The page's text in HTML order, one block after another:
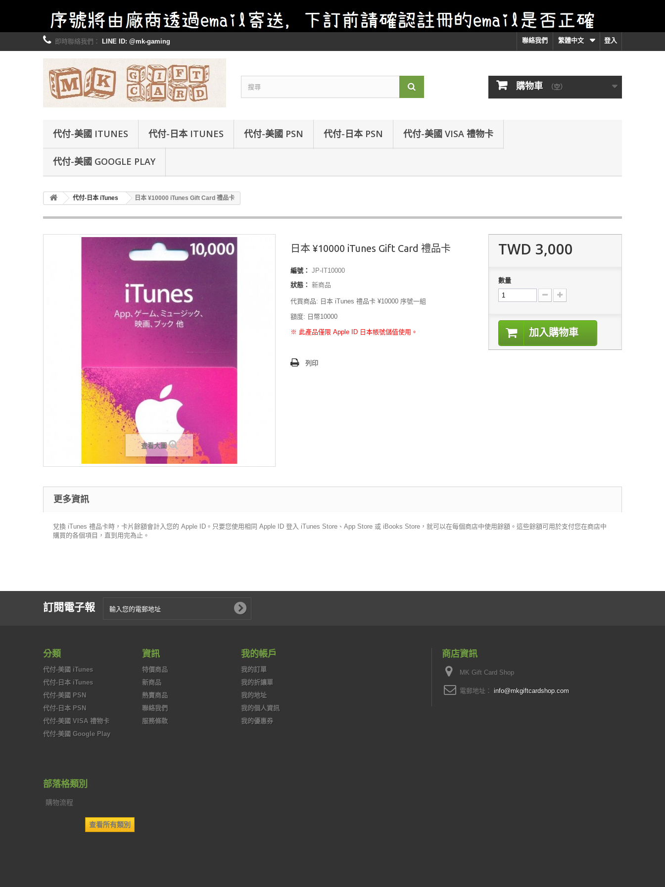
登入
繁體中文
聯絡我們
即時聯絡我們： LINE ID: @mk-gaming
購物車 （空）
代付-美國 ITUNES 代付-日本 ITUNES 代付-美國 PSN 代付-日本 PSN 代付-美國 VISA 禮物卡
代付-美國 GOOGLE PLAY
代付-日本 iTunes 日本 ¥10000 iTunes Gift Card 禮品卡
查看大圖
日本 ¥10000 iTunes Gift Card 禮品卡
編號： JP-IT10000
狀態： 新商品
代買商品: 日本 iTunes 禮品卡 ¥10000 序號一組
額度: 日幣10000
※ 此產品僅限 Apple ID 日本帳號儲值使用。
列印
TWD 3,000
數量
加入購物車
更多資訊
兌換 iTunes 禮品卡時，卡片餘額會計入您的 Apple ID。只要您使用相同 Apple ID 登入 iTunes Store、App Store 或 iBooks Store，就可以在每個商店中使用餘額。這些餘額可用於支付您在商店中
購買的各個項目，直到用完為止。
訂閱電子報
分類
代付-美國 iTunes
代付-日本 iTunes
代付-美國 PSN
代付-日本 PSN
代付-美國 VISA 禮物卡
代付-美國 Google Play
資訊
特價商品
新商品
熱賣商品
聯絡我們
服務條款
我的帳戶
我的訂單
我的折讓單
我的地址
我的個人資訊
我的優惠券
商店資訊
MK Gift Card Shop
電郵地址： info@mkgiftcardshop.com
部落格類別
購物流程
查看所有類別